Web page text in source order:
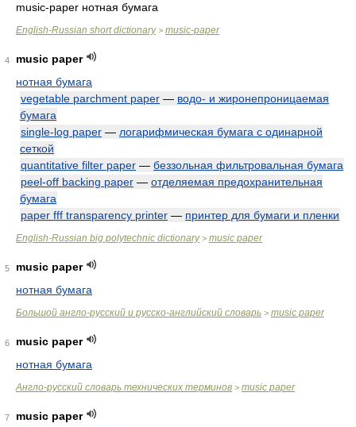
music-paper нотная бумага
English-Russian short dictionary> music-paper
4
music paper
нотная бумага
vegetable parchment paper — водо- и жиронепроницаемая
бумага
single-log paper — логарифмическая бумага с одинарной
сеткой
quantitative filter paper — беззольная фильтровальная бумага
peel-off backing paper — отделяемая предохранительная
бумага
paper fff transparency printer — принтер для бумаги и пленки
English-Russian big polytechnic dictionary> music paper
5
music paper
нотная бумага
Большой англо-русский и русско-английский словарь > music paper
6
music paper
нотная бумага
Англо-русский словарь технических терминов > music paper
7
music paper